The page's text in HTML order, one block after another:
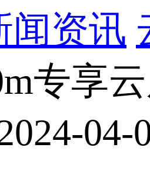
闻资讯
专享
04-